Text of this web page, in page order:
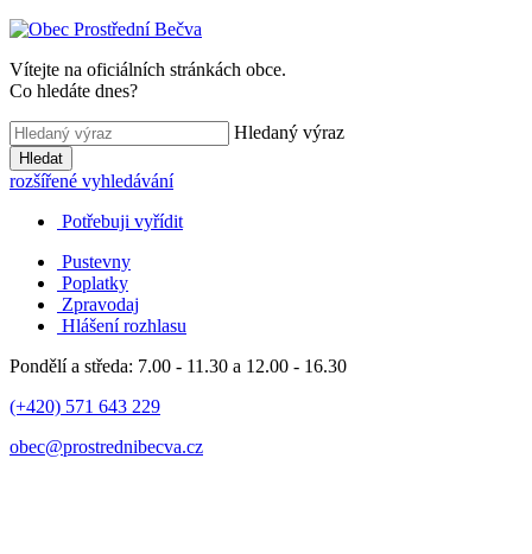
Vítejte na oficiálních stránkách obce.
Co hledáte dnes?
Hledaný výraz
Hledat
rozšířené vyhledávání
Potřebuji vyřídit
Pustevny
Poplatky
Zpravodaj
Hlášení rozhlasu
Pondělí a středa: 7.00 - 11.30 a 12.00 - 16.30
(+420) 571 643 229
obec@prostrednibecva.cz